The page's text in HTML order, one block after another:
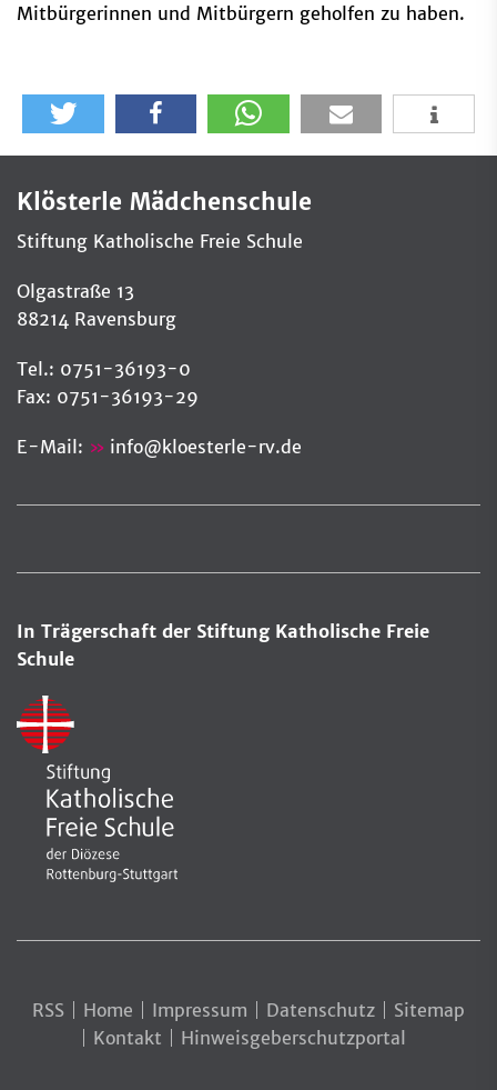
Mitbürgerinnen und Mitbürgern geholfen zu haben.
Klösterle Mädchenschule
Stiftung Katholische Freie Schule
Olgastraße 13
88214 Ravensburg
Tel.: 0751-36193-0
Fax: 0751-36193-29
E-Mail: info@kloesterle-rv.de
In Trägerschaft der Stiftung Katholische Freie
Schule
RSS Home Impressum Datenschutz
Sitemap
Kontakt
Hinweisgeberschutzportal